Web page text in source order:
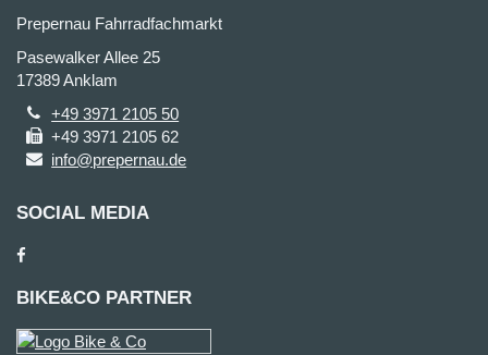
Prepernau Fahrradfachmarkt
Pasewalker Allee 25
17389 Anklam
+49 3971 2105 50
+49 3971 2105 62
info@prepernau.de
SOCIAL MEDIA
BIKE&CO PARTNER